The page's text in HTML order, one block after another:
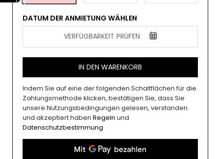
DATUM DER ANMIETUNG WÄHLEN
VERFÜGBARKEIT PRÜFEN
IN DEN WARENKORB
Indem Sie auf eine der folgenden Schaltflächen für die
Zahlungsmethode klicken, bestätigen Sie, dass Sie
unsere Nutzungsbedingungen gelesen, verstanden
und akzeptiert haben Regeln und
Datenschutzbestimmung